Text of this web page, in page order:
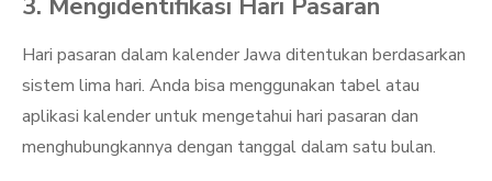
3. Mengidentifikasi Hari Pasaran
Hari pasaran dalam kalender Jawa ditentukan berdasarkan
sistem lima hari. Anda bisa menggunakan tabel atau
aplikasi kalender untuk mengetahui hari pasaran dan
menghubungkannya dengan tanggal dalam satu bulan.